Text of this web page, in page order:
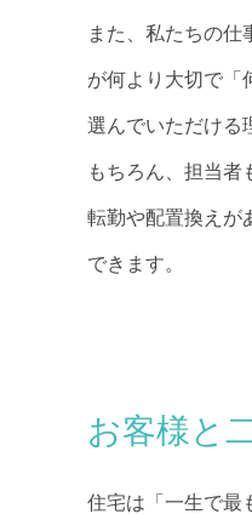
また、私たちの仕
が何より大切で「
選んでいただける
もちろん、担当者
転勤や配置換えが
できます。
お客様と
住宅は「一生で最